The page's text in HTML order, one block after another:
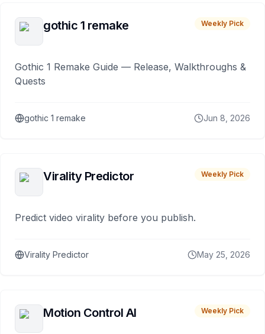
gothic 1 remake Weekly Pick
Gothic 1 Remake Guide — Release, Walkthroughs &
Quests
gothic 1 remake Jun 8, 2026
Virality Predictor Weekly Pick
Predict video virality before you publish.
Virality Predictor May 25, 2026
Motion Control AI Weekly Pick